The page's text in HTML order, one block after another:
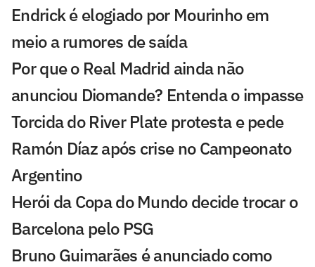
Endrick é elogiado por Mourinho em
meio a rumores de saída
Por que o Real Madrid ainda não
anunciou Diomande? Entenda o impasse
Torcida do River Plate protesta e pede
Ramón Díaz após crise no Campeonato
Argentino
Herói da Copa do Mundo decide trocar o
Barcelona pelo PSG
Bruno Guimarães é anunciado como